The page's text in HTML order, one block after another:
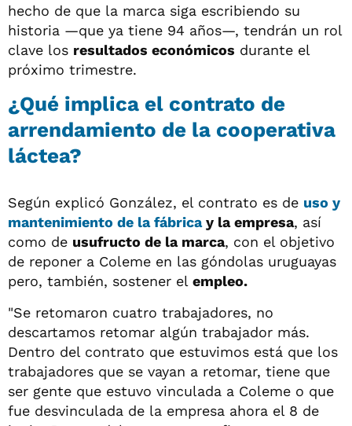
hecho de que la marca siga escribiendo su
historia —que ya tiene 94 años—, tendrán un rol
clave los resultados económicos durante el
próximo trimestre.
¿Qué implica el contrato de
arrendamiento de la cooperativa
láctea?
Según explicó González, el contrato es de uso y
mantenimiento de la fábricay la empresa, así
como de usufructo de la marca, con el objetivo
de reponer a Coleme en las góndolas uruguayas
pero, también, sostener el empleo.
"Se retomaron cuatro trabajadores, no
descartamos retomar algún trabajador más.
Dentro del contrato que estuvimos está que los
trabajadores que se vayan a retomar, tiene que
ser gente que estuvo vinculada a Coleme o que
fue desvinculada de la empresa ahora el 8 de